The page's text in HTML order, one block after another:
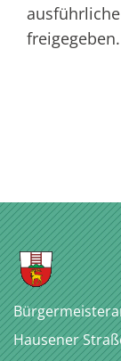
freigegeben.
Hausener